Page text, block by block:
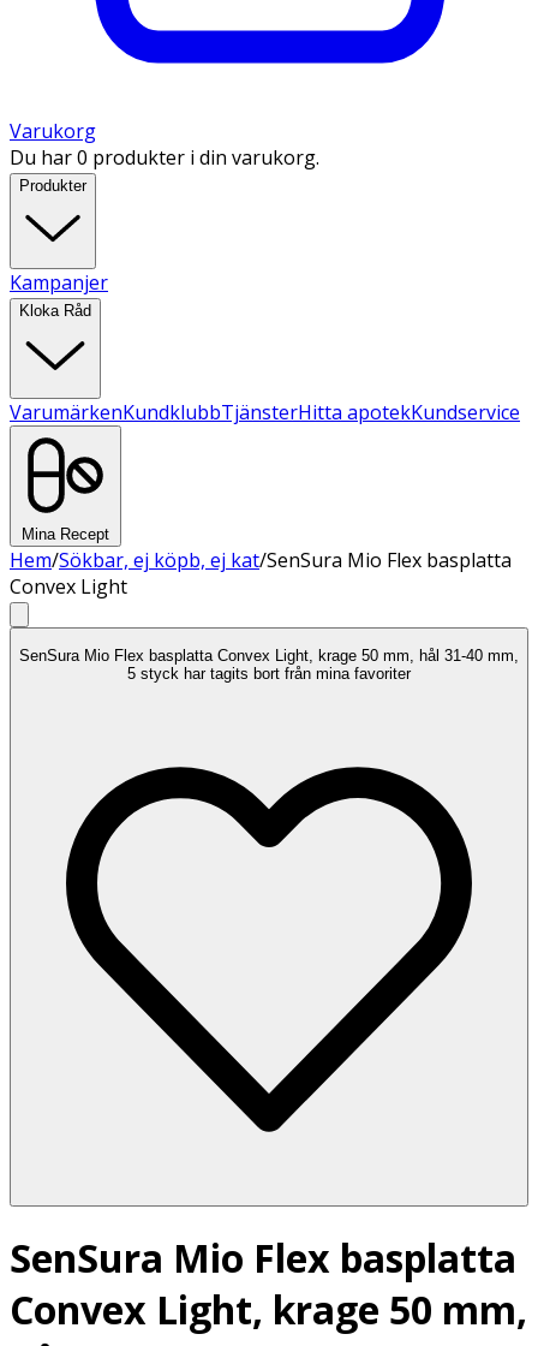
Varukorg
Du har 0 produkter i din varukorg.
Produkter
Kampanjer
Kloka Råd
VarumärkenKundklubbTjänsterHitta apotekKundservice
Mina Recept
Hem/Sökbar, ej köpb, ej kat/SenSura Mio Flex basplatta
Convex Light
SenSura Mio Flex basplatta Convex Light, krage 50 mm, hål 31-40 mm,
5 styck har tagits bort från mina favoriter
SenSura Mio Flex basplatta
Convex Light, krage 50 mm,